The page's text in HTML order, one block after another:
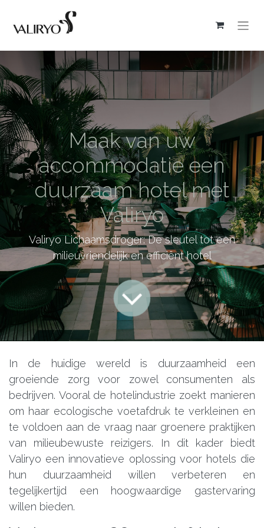
Maak van uw
accommodatie een
duurzaam hotel met
Valiryo
Valiryo Lichaamsdroger: De sleutel tot een
milieuvriendelijk en efficiënt hotel
In de huidige wereld is duurzaamheid een
groeiende zorg voor zowel consumenten als
bedrijven. Vooral de hotelindustrie zoekt manieren
om haar ecologische voetafdruk te verkleinen en
te voldoen aan de vraag naar groenere praktijken
van milieubewuste reizigers. In dit kader biedt
Valiryo een innovatieve oplossing voor hotels die
hun duurzaamheid willen verbeteren en
tegelijkertijd een hoogwaardige gastervaring
willen bieden.